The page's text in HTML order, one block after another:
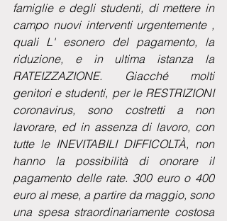
famiglie e degli studenti, di mettere in
campo nuovi interventi urgentemente ,
quali L' esonero del pagamento, la
riduzione, e in ultima istanza la
RATEIZZAZIONE. Giacché molti
genitori e studenti, per le RESTRIZIONI
coronavirus, sono costretti a non
lavorare, ed in assenza di lavoro, con
tutte le INEVITABILI DIFFICOLTÀ, non
hanno la possibilità di onorare il
pagamento delle rate. 300 euro o 400
euro al mese, a partire da maggio, sono
una spesa straordinariamente costosa